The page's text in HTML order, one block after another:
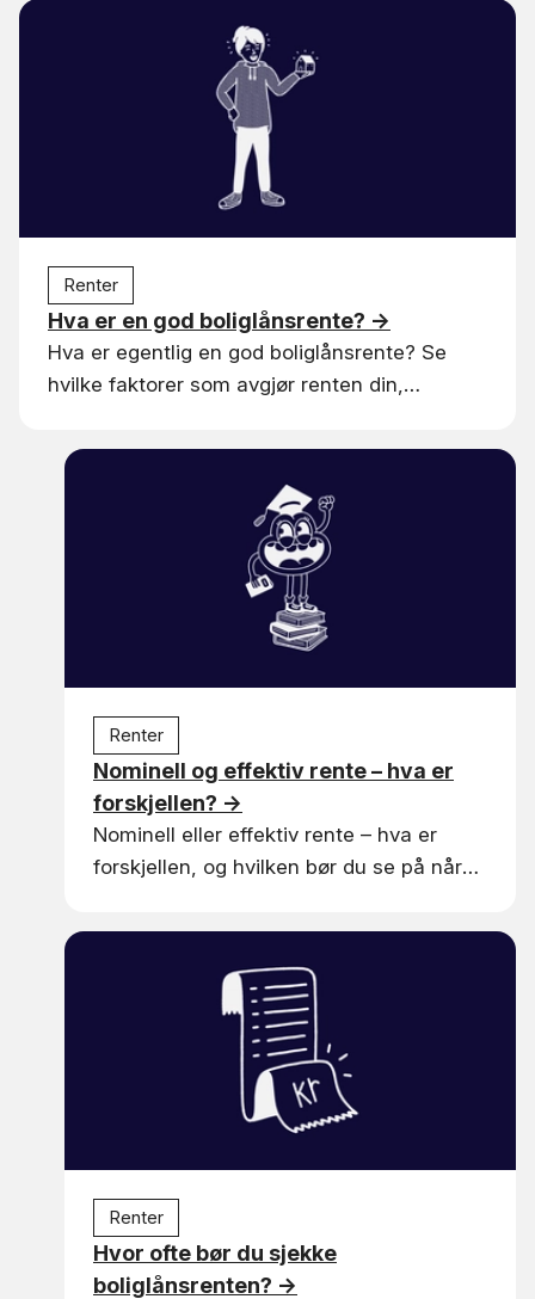
Renter
Hva er en god boliglånsrente? →
Hva er egentlig en god boliglånsrente? Se
hvilke faktorer som avgjør renten din,
hvordan du vet om du betaler for mye.
Renter
Nominell og effektiv rente – hva er
forskjellen? →
Nominell eller effektiv rente – hva er
forskjellen, og hvilken bør du se på når
det enkelt.
Renter
Hvor ofte bør du sjekke
boliglånsrenten? →